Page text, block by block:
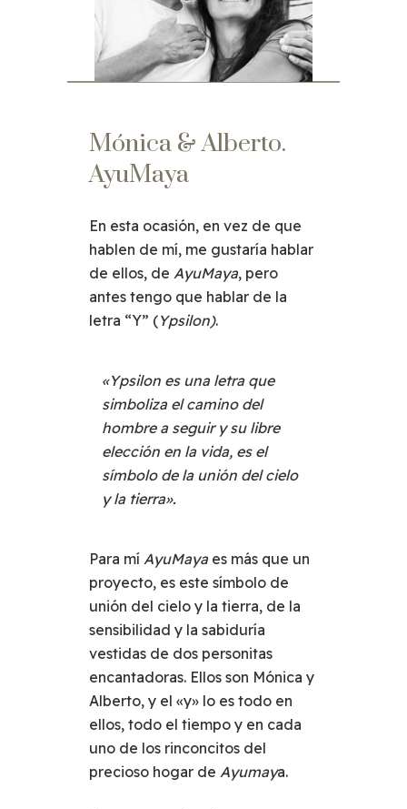
Mónica & Alberto.
AyuMaya
En esta ocasión, en vez de que
hablen de mí, me gustaría hablar
de ellos, de AyuMaya, pero
antes tengo que hablar de la
letra “Y” (Ypsilon).
«Ypsilon es una letra que
simboliza el camino del
hombre a seguir y su libre
elección en la vida, es el
símbolo de la unión del cielo
y la tierra».
Para mí AyuMayaes más que un
proyecto, es este símbolo de
unión del cielo y la tierra, de la
sensibilidad y la sabiduría
vestidas de dos personitas
encantadoras. Ellos son Mónica y
Alberto, y el «y» lo es todo en
ellos, todo el tiempo y en cada
uno de los rinconcitos del
precioso hogar de Ayumaya.